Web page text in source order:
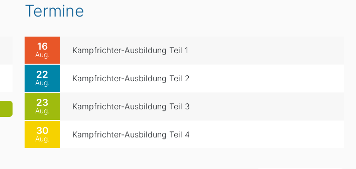
Termine
16
Aug. Kampfrichter-Ausbildung Teil 1
22
Aug. Kampfrichter-Ausbildung Teil 2
23
Aug. Kampfrichter-Ausbildung Teil 3
30
Aug. Kampfrichter-Ausbildung Teil 4